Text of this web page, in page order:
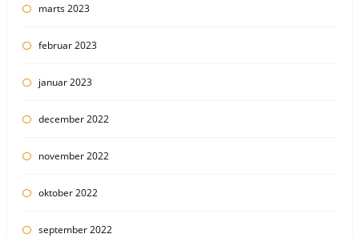
marts 2023
februar 2023
januar 2023
december 2022
november 2022
oktober 2022
september 2022